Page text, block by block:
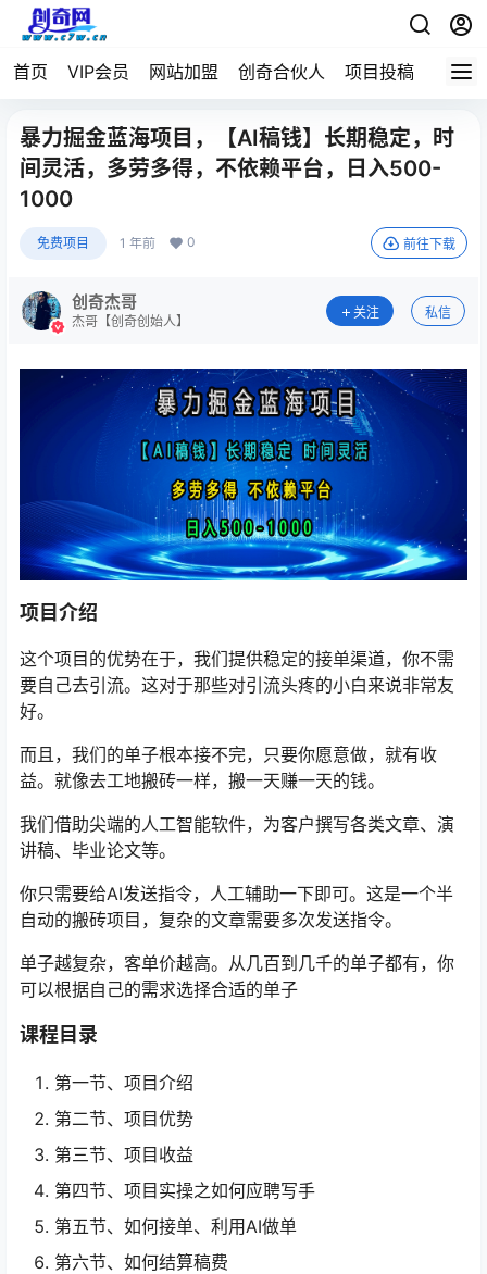
首页 VIP会员 网站加盟 创奇合伙人 项目投稿
暴力掘金蓝海项目，【AI稿钱】长期稳定，时
间灵活，多劳多得，不依赖平台，日入500-
1000
免费项目 1 年前 0 前往下载
创奇杰哥
杰哥【创奇创始人】
关注 私信
项目介绍
这个项目的优势在于，我们提供稳定的接单渠道，你不需
要自己去引流。这对于那些对引流头疼的小白来说非常友
好。
而且，我们的单子根本接不完，只要你愿意做，就有收
益。就像去工地搬砖一样，搬一天赚一天的钱。
我们借助尖端的人工智能软件，为客户撰写各类文章、演
讲稿、毕业论文等。
你只需要给AI发送指令，人工辅助一下即可。这是一个半
自动的搬砖项目，复杂的文章需要多次发送指令。
单子越复杂，客单价越高。从几百到几千的单子都有，你
可以根据自己的需求选择合适的单子
课程目录
第一节、项目介绍
第二节、项目优势
第三节、项目收益
第四节、项目实操之如何应聘写手
第五节、如何接单、利用AI做单
第六节、如何结算稿费